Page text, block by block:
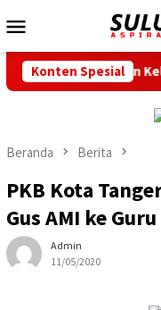
ke
Mobile
Konten Spesial
dan Kelurahan
Beranda Berita
PKB Kota
Gus AMI ke
Admin
11/05/2020